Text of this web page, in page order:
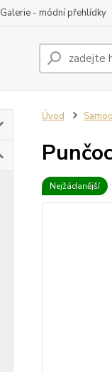
Galerie - módní přehlídky
Úvod
Nejžádanější